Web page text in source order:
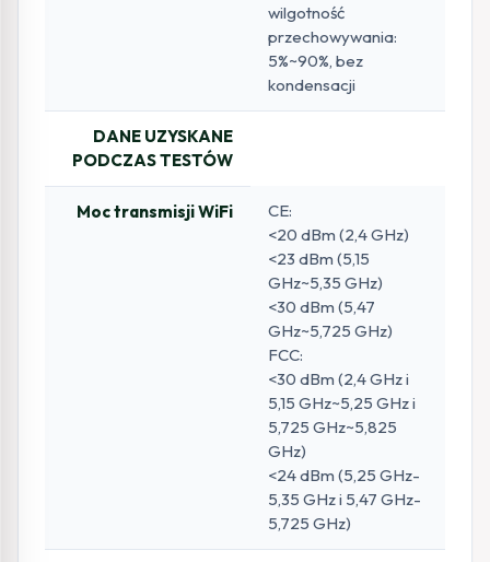
wilgotność
przechowywania:
5%~90%, bez
kondensacji
DANE UZYSKANE
PODCZAS TESTÓW
Moc transmisji WiFi
CE:
<20 dBm (2,4 GHz)
<23 dBm (5,15
GHz~5,35 GHz)
<30 dBm (5,47
GHz~5,725 GHz)
FCC:
<30 dBm (2,4 GHz i
5,15 GHz~5,25 GHz i
5,725 GHz~5,825
GHz)
<24 dBm (5,25 GHz-
5,35 GHz i 5,47 GHz-
5,725 GHz)